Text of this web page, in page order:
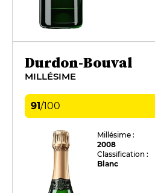
Durdon-Bouval
MILLÉSIME
91/100
Millésime :
2008
Classification :
Blanc